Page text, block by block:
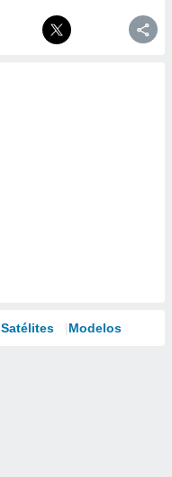
Satélites Modelos